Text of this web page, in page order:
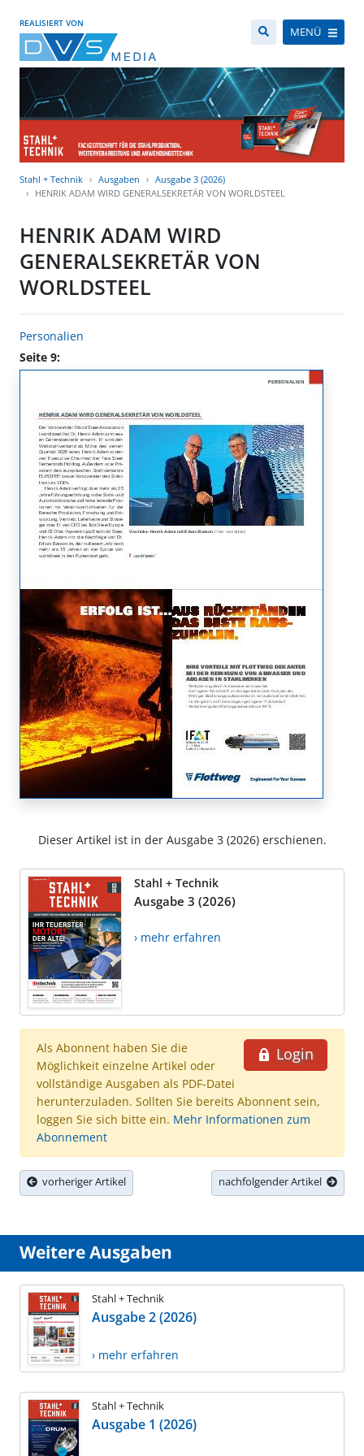
REALISIERT VON
MENÜ
Stahl + Technik Ausgaben
Ausgabe 3 (2026)
HENRIK ADAM WIRD GENERALSEKRETÄR VON WORLDSTEEL
HENRIK ADAM WIRD
GENERALSEKRETÄR VON
WORLDSTEEL
Personalien
Seite 9:
Dieser Artikel ist in der Ausgabe 3 (2026) erschienen.
Stahl + Technik
Ausgabe 3 (2026)
› mehr erfahren
Login
Als Abonnent haben Sie die
Möglichkeit einzelne Artikel oder
vollständige Ausgaben als PDF-Datei
herunterzuladen. Sollten Sie bereits Abonnent sein,
loggen Sie sich bitte ein. Mehr Informationen zum
Abonnement
vorheriger Artikel nachfolgender Artikel
Weitere Ausgaben
Stahl + Technik
Ausgabe 2 (2026)
› mehr erfahren
Stahl + Technik
Ausgabe 1 (2026)